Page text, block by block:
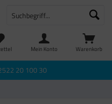
Warenkorb
Mein Konto
20 100 30